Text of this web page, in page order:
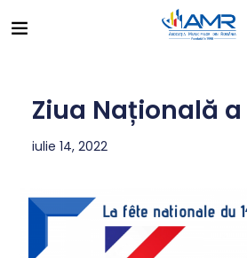
Ziua Națională
iulie 14, 2022